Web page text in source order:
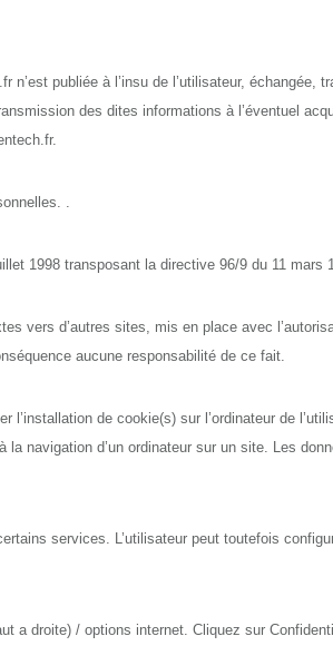
publiée à l’insu de l’utilisateur,
des dites informations à l’éventuel
.
1998 transposant la directive 96/9 du 11
vers d’autres sites, mis en place avec
aucune responsabilité de ce fait.
de cookie(s) sur l’ordinateur de
la navigation d’un ordinateur sur un site. Les
services. L’utilisateur peut toutefois
a droite) / options internet. Cliquez sur